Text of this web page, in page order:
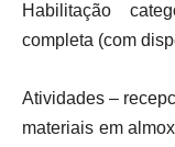
Habilitação
completa (com
Atividades –
materiais em